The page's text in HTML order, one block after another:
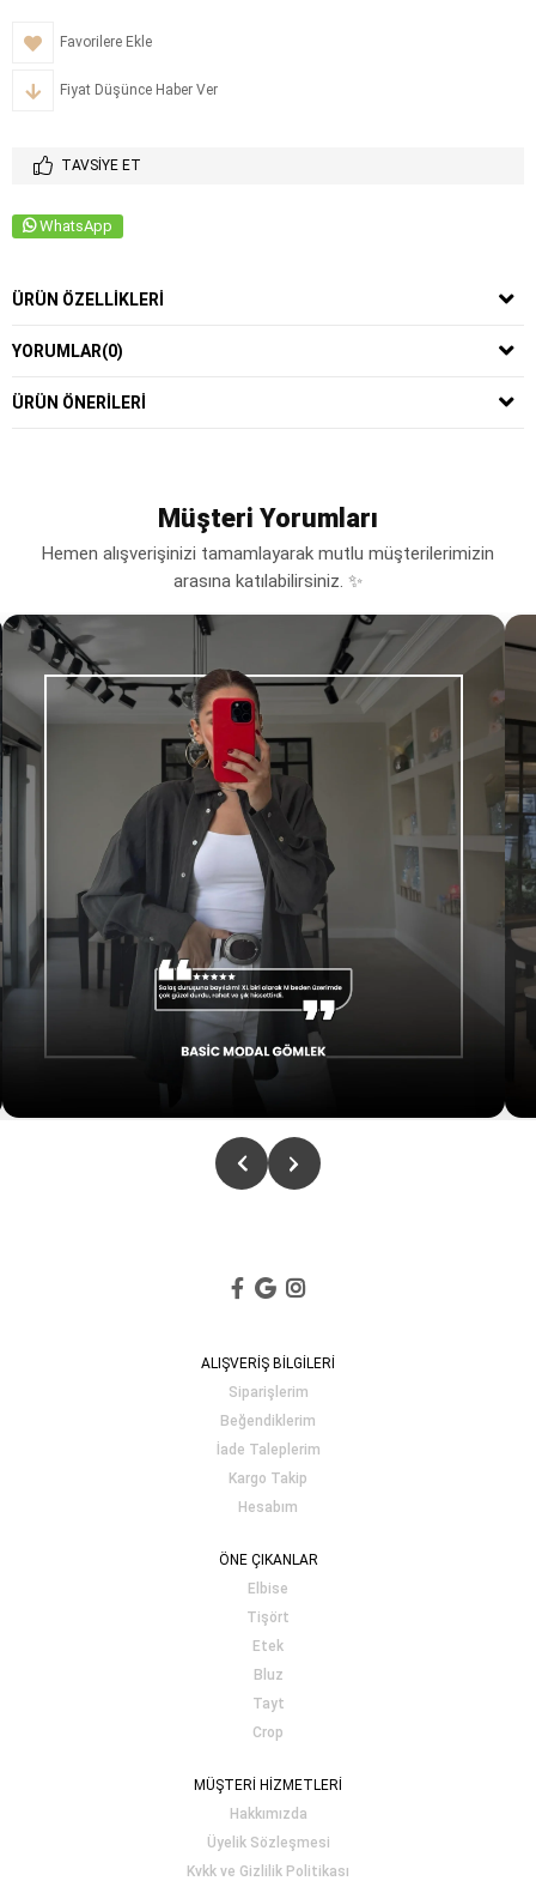
Favorilere Ekle
Fiyat Düşünce Haber Ver
TAVSIYE ET
WhatsApp
ÜRÜN ÖZELLIKLERI
YORUMLAR(0)
ÜRÜN ÖNERILERI
Müşteri Yorumları
Hemen alışverişinizi tamamlayarak mutlu müşterilerimizin
arasına katılabilirsiniz. ✨
ALIŞVERİŞ BİLGİLERİ
Siparişlerim
Beğendiklerim
İade Taleplerim
Kargo Takip
Hesabım
ÖNE ÇIKANLAR
Elbise
Tişört
Etek
Bluz
Tayt
Crop
MÜŞTERİ HİZMETLERİ
Hakkımızda
Üyelik Sözleşmesi
Kvkk ve Gizlilik Politikası